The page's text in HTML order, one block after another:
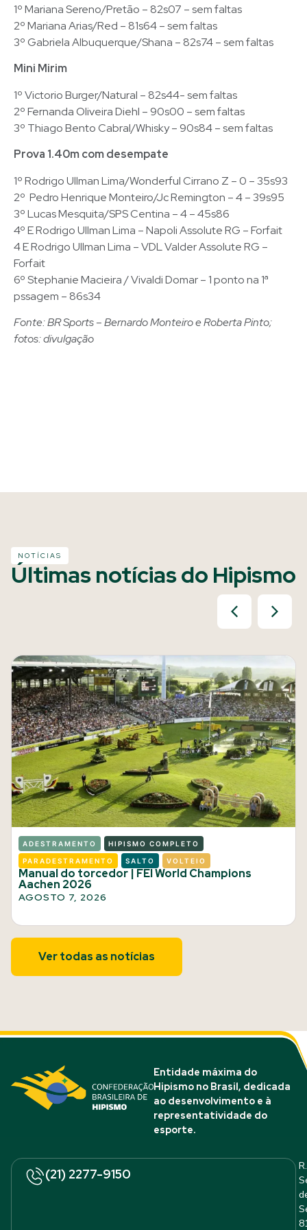
1º Mariana Sereno/Pretão – 82s07 – sem faltas
2º Mariana Arias/Red – 81s64 – sem faltas
3º Gabriela Albuquerque/Shana – 82s74 – sem faltas
Mini Mirim
1º Victorio Burger/Natural – 82s44- sem faltas
2º Fernanda Oliveira Diehl – 90s00 – sem faltas
3º Thiago Bento Cabral/Whisky – 90s84 – sem faltas
Prova 1.40m com desempate
1º Rodrigo Ullman Lima/Wonderful Cirrano Z – 0 – 35s93
2º Pedro Henrique Monteiro/Jc Remington – 4 – 39s95
3º Lucas Mesquita/SPS Centina – 4 – 45s86
4º E Rodrigo Ullman Lima – Napoli Assolute RG – Forfait
4 E Rodrigo Ullman Lima – VDL Valder Assolute RG –
Forfait
6º Stephanie Macieira / Vivaldi Domar – 1 ponto na 1ª
pssagem – 86s34
Fonte: BR Sports – Bernardo Monteiro e Roberta Pinto;
fotos: divulgação
NOTÍCIAS
Últimas notícias do Hipismo
ADESTRAMENTO HIPISMO COMPLETO
PARADESTRAMENTO SALTO VOLTEIO
Manual do torcedor | FEI World Champions
Aachen 2026
AGOSTO 7, 2026
Ver todas as notícias
Entidade máxima do
Hipismo no Brasil, dedicada
ao desenvolvimento e à
representatividade do
esporte.
(21) 2277-9150
R.